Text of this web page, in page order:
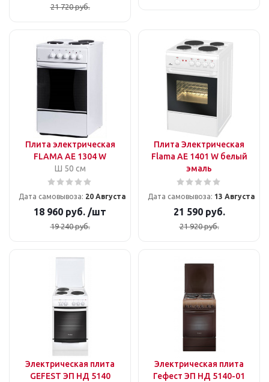
21 720руб.
Плита электрическая
FLAMA AE 1304 W
Ш 50 см
Дата самовывоза: 20 Августа
18 960 руб. /шт
19 240руб.
Плита Электрическая
Flama AE 1401 W белый
эмаль
Дата самовывоза: 13 Августа
21 590руб.
21 920руб.
Электрическая плита
GEFEST ЭП НД 5140
Электрическая плита
Гефест ЭП НД 5140-01